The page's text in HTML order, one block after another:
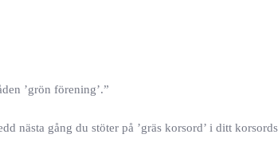
’grön förening’.”
nästa gång du stöter på ’gräs korsord’ i ditt